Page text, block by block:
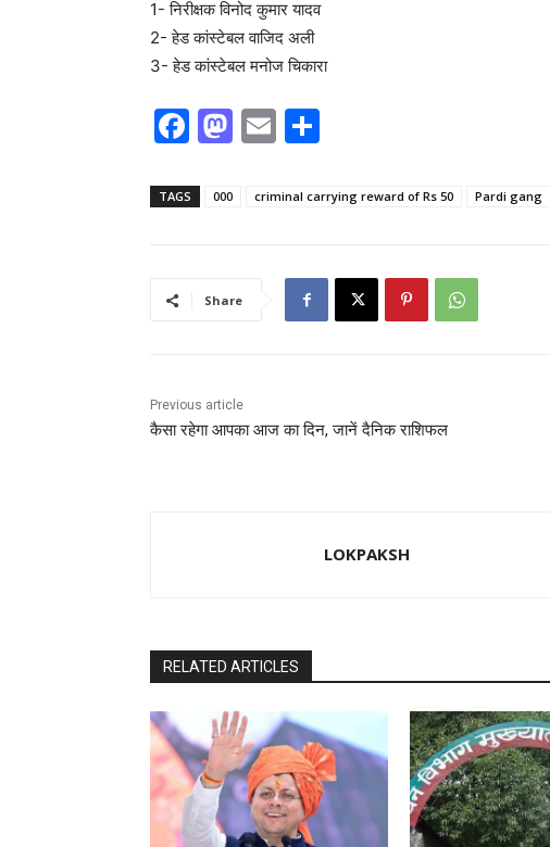
1- निरीक्षक विनोद कुमार यादव
2- हेड कांस्टेबल वाजिद अली
3- हेड कांस्टेबल मनोज चिकारा
F
c
o
M
st
o
E
ai ar
TAGS 000 criminal carrying reward of Rs 50 Pardi gang
Share
Previous article
कैसा रहेगा आपका आज का दिन, जानें दैनिक राशिफल
LOKPAKSH
RELATED ARTICLES